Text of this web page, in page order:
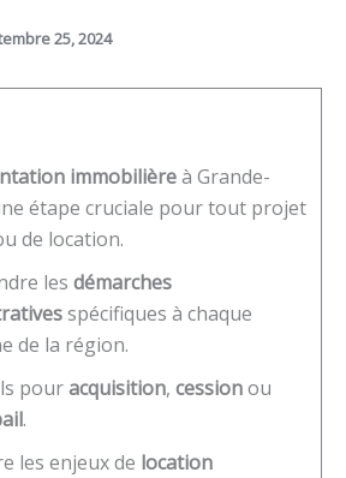
25, 2024
immobilièreà Grande-
étape cruciale pour tout projet
de location.
les démarches
spécifiques à chaque
de la région.
pouracquisition, cessionou
.
les enjeux de location